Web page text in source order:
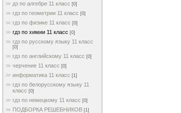
дз по алгебре 11 класс [0]
гдз по геометрии 11 класс [0]
гдз по физике 11 класс [0]
гдз по химии 11 класс [0]
гдз по русскому языку 11 класс
[0]
гдз по английскому 11 класс [0]
черчение 11 класс [0]
информатика 11 класс [1]
гдз по белорусскому языку 11
класс [0]
гдз по немецкому 11 класс [0]
ПОДБОРКА РЕШЕБНИКОВ [1]